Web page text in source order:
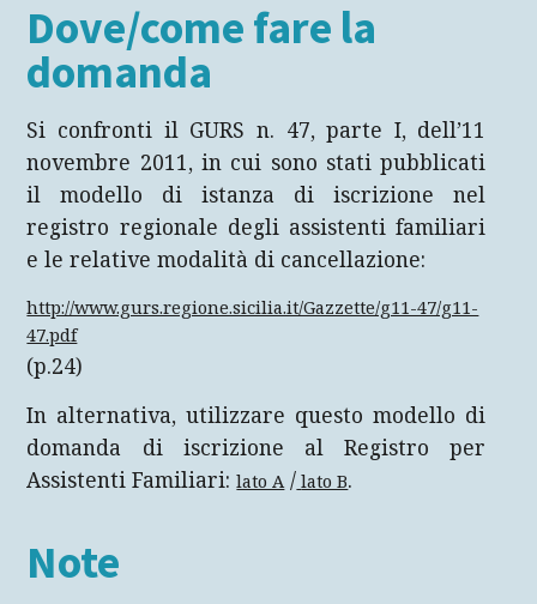
Dove/come fare la
domanda
Si confronti il GURS n. 47, parte I, dell’11
novembre 2011, in cui sono stati pubblicati
il modello di istanza di iscrizione nel
registro regionale degli assistenti familiari
e le relative modalità di cancellazione:
http://www.gurs.regione.sicilia.it/Gazzette/g11-47/g11-
47.pdf
(p.24)
In alternativa, utilizzare questo modello di
domanda di iscrizione al Registro per
Assistenti Familiari:lato A/ lato B.
Note